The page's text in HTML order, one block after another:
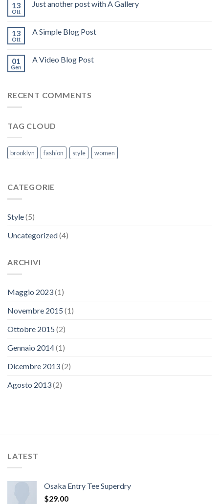
13
Ott
Just another post with A Gallery
13
Ott
A Simple Blog Post
01
Gen
A Video Blog Post
RECENT COMMENTS
TAG CLOUD
brooklyn fashion style women
CATEGORIE
Style(5)
Uncategorized(4)
ARCHIVI
Maggio 2023(1)
Novembre 2015 (1)
Ottobre 2015 (2)
Gennaio 2014(1)
Dicembre 2013(2)
Agosto 2013(2)
LATEST
Osaka Entry Tee Superdry
$29.00